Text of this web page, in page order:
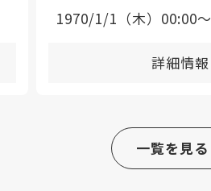
1970/1/1（木）00:00〜
詳細情報
一覧を見る